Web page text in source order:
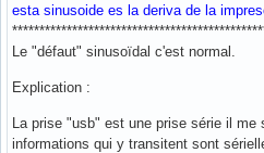
esta sinusoide es la deriva de la
Le "défaut" sinusoïdal c'est normal.
Explication :
La prise "usb" est une prise série il
informations qui y transitent sont